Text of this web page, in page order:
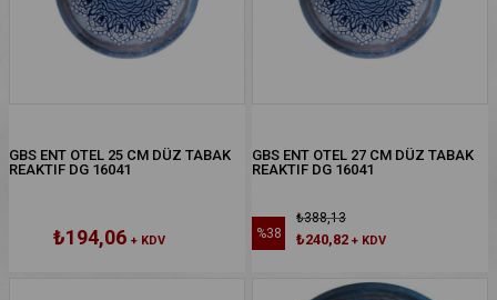
GBS ENT OTEL 25 CM DÜZ TABAK
REAKTIF DG 16041
₺194,06 + KDV
GBS ENT OTEL 27 CM DÜZ TABAK
REAKTIF DG 16041
₺240,82 + KDV
₺388,13
%38